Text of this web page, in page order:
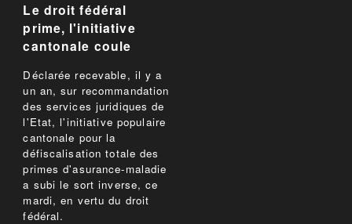
Le droit fédéral
prime, l'initiative
cantonale coule
Déclarée recevable, il y a
un an, sur recommandation
des services juridiques de
l'Etat, l'initiative populaire
cantonale pour la
défiscalisation totale des
primes d'asurance-maladie
a subi le sort inverse, ce
mardi, en vertu du droit
fédéral.